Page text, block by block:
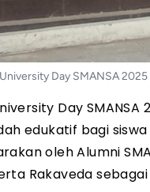
Day SMANSA
Day SMANSA
edukatif bagi
oleh Alumni
Rakaveda